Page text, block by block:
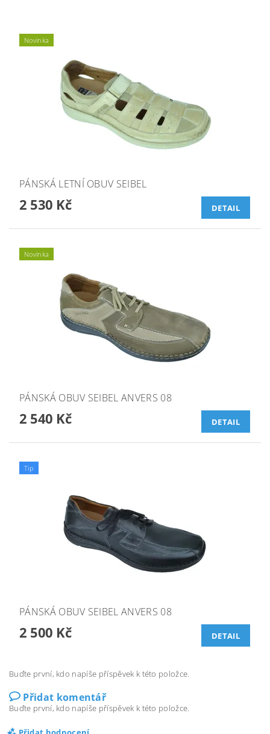
Novinka
PÁNSKÁ LETNÍ OBUV SEIBEL
2 530 Kč DETAIL
Novinka
PÁNSKÁ OBUV SEIBEL ANVERS 08
2 540 Kč DETAIL
Tip
PÁNSKÁ OBUV SEIBEL ANVERS 08
2 500 Kč DETAIL
Buďte první, kdo napíše příspěvek k této položce.
Přidat komentář
Buďte první, kdo napíše příspěvek k této položce.